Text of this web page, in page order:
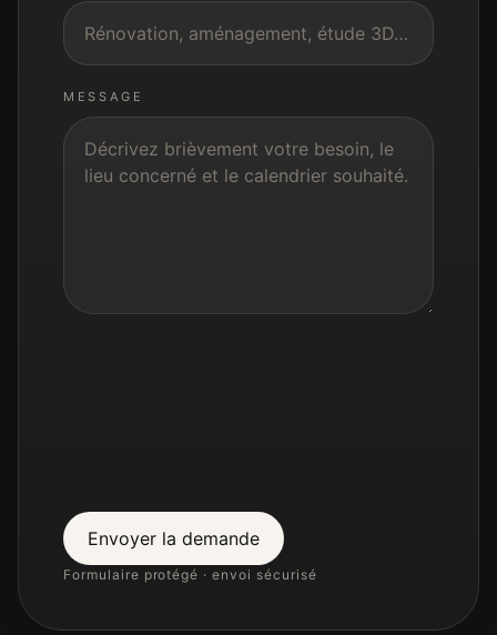
MESSAGE
Envoyer la demande
Formulaire protégé · envoi sécurisé